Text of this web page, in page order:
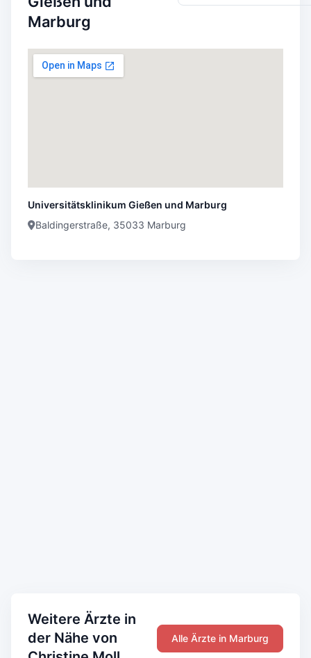
Marburg
Universitätsklinikum Gießen und Marburg
Baldingerstraße, 35033 Marburg
Weitere Ärzte in
der Nähe von
Alle Ärzte in Marburg